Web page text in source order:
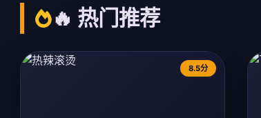
🔥 热门推荐
8.5分